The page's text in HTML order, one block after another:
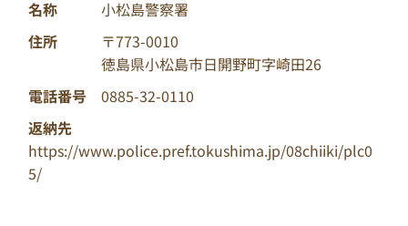
名称
小松島警察署
住所
〒773-0010
徳島県小松島市日開野町字崎田26
電話番号
0885-32-0110
返納先
https://www.police.pref.tokushima.jp/08chiiki/plc0
5/